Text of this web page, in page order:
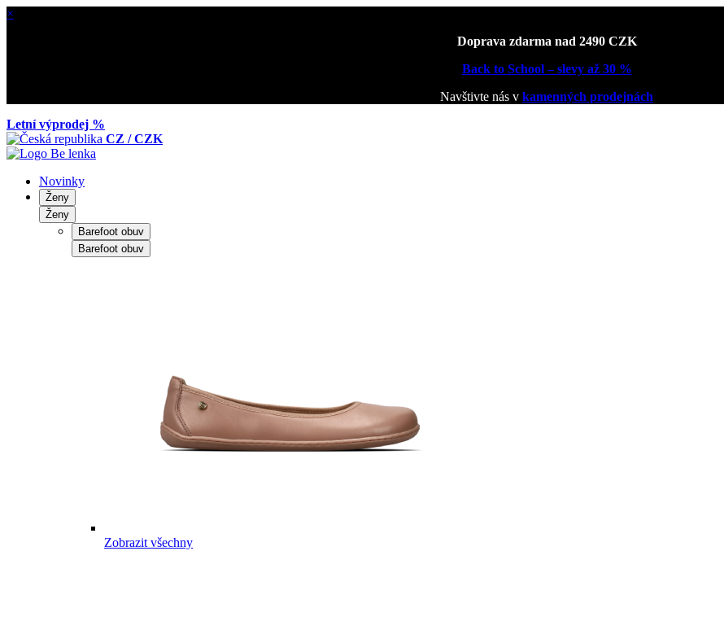
×
Doprava zdarma nad 2490 CZK
Back to School – slevy až 30 %
Navštivte nás v kamenných prodejnách
Letní výprodej %
CZ / CZK
Novinky
Ženy
Ženy
Barefoot obuv
Barefoot obuv
Zobrazit všechny